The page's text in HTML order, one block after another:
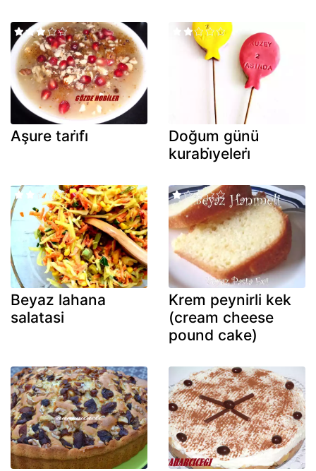
Aşure tari̇fi̇
Doğum günü
kurabi̇yeleri̇
Beyaz lahana
salatasi
Krem peynirli kek
(cream cheese
pound cake)